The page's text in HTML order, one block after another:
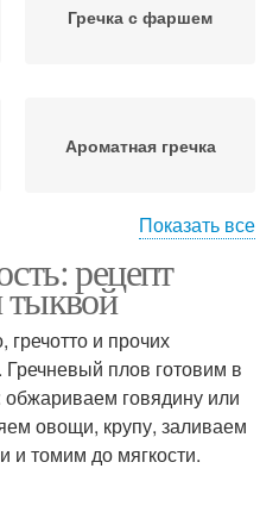
Гречка с фаршем
Ароматная гречка
Показать все
рецепт
тыквой
и прочих
плов готовим в
говядину или
овощи, крупу, заливаем
и томим до мягкости.